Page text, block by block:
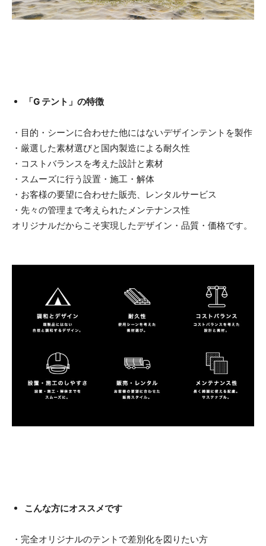
「G テント」の特徴
・目的・シーンに合わせた他にはないデザインテントを製作
・厳選した素材選びと国内製造による耐久性
・コストバランスを考えた設計と素材
・スムーズに行う設置・施工・解体
・お客様の要望に合わせた販売、レンタルサービス
・先々の管理まで考えられたメンテナンス性
オリジナルだからこそ実現したデザイン・品質・価格です。
こんな方にオススメです
・完全オリジナルのテントで差別化を図りたい方